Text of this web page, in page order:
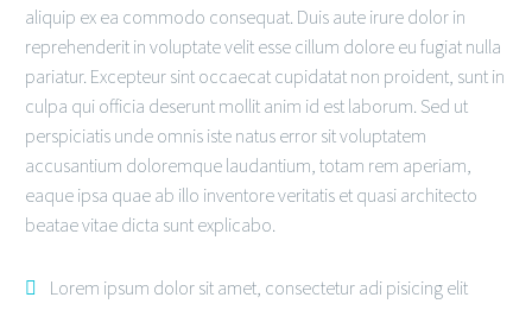
aliquip ex ea commodo consequat. Duis aute irure dolor in
reprehenderit in voluptate velit esse cillum dolore eu fugiat nulla
pariatur. Excepteur sint occaecat cupidatat non proident, sunt in
culpa qui officia deserunt mollit anim id est laborum. Sed ut
perspiciatis unde omnis iste natus error sit voluptatem
accusantium doloremque laudantium, totam rem aperiam,
eaque ipsa quae ab illo inventore veritatis et quasi architecto
beatae vitae dicta sunt explicabo.
Lorem ipsum dolor sit amet, consectetur adi pisicing elit